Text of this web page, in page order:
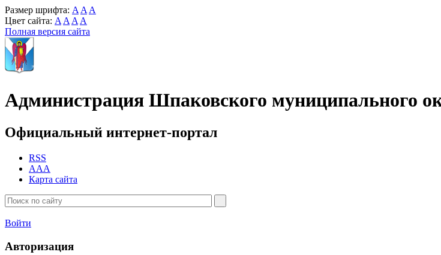
Размер шрифта: A A A
Цвет сайта: A A A A
Полная версия сайта
Администрация Шпаковского муниципального
Официальный интернет-портал
RSS
AAA
Карта сайта
Войти
Авторизация